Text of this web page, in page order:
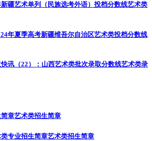
疆艺术单列（民族选考外语）投档分数线艺术类
年夏季高考新疆维吾尔自治区艺术类投档分数线
讯（22）：山西艺术类批次录取分数线艺术类录
章艺术类招生简章
专业招生简章艺术类招生简章